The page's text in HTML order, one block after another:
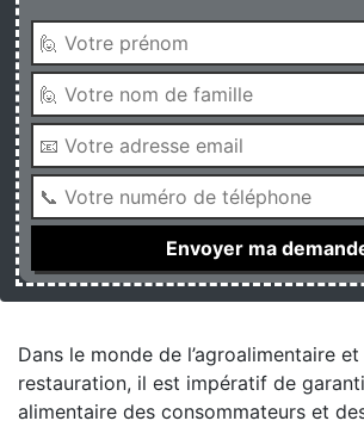
Dans le monde de l’agroalimentaire
restauration, il est impératif de
alimentaire des consommateurs et